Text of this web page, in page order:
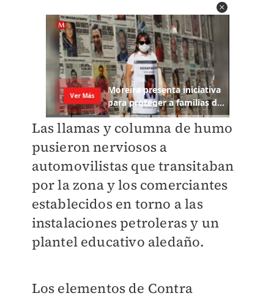
Las llamas y columna de humo
pusieron nerviosos a
automovilistas que transitaban
por la zona y los comerciantes
establecidos en torno a las
instalaciones petroleras y un
plantel educativo aledaño.
Los elementos de Contra